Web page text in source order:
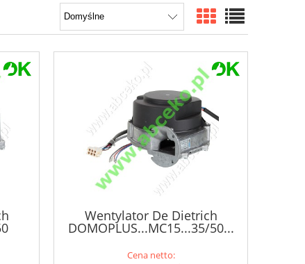
Wentylator De Dietrich
DOMOPLUS...MC15...35/50...
Cena netto: